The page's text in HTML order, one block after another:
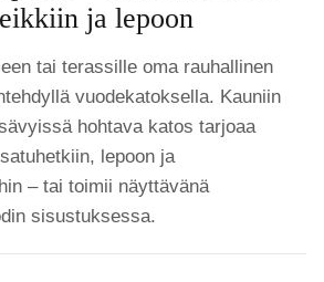
ja lepoon
tai terassille oma rauhallinen
vuodekatoksella. Kauniin
hohtava katos tarjoaa
lepoon ja
– tai toimii näyttävänä
sisustuksessa.